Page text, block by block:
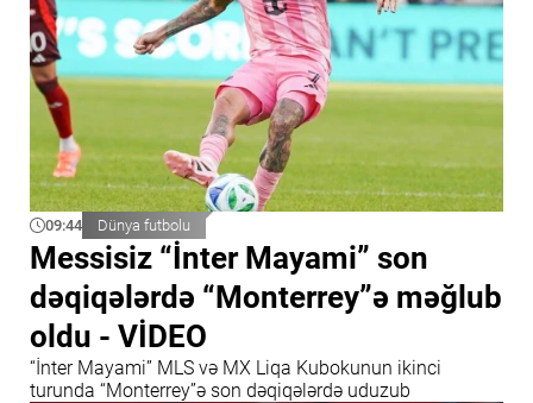
09:44 Dünya futbolu
Messisiz “İnter Mayami” son
dəqiqələrdə “Monterrey”ə məğlub
oldu - VİDEO
“İnter Mayami” MLS və MX Liqa Kubokunun ikinci
turunda “Monterrey”ə son dəqiqələrdə uduzub